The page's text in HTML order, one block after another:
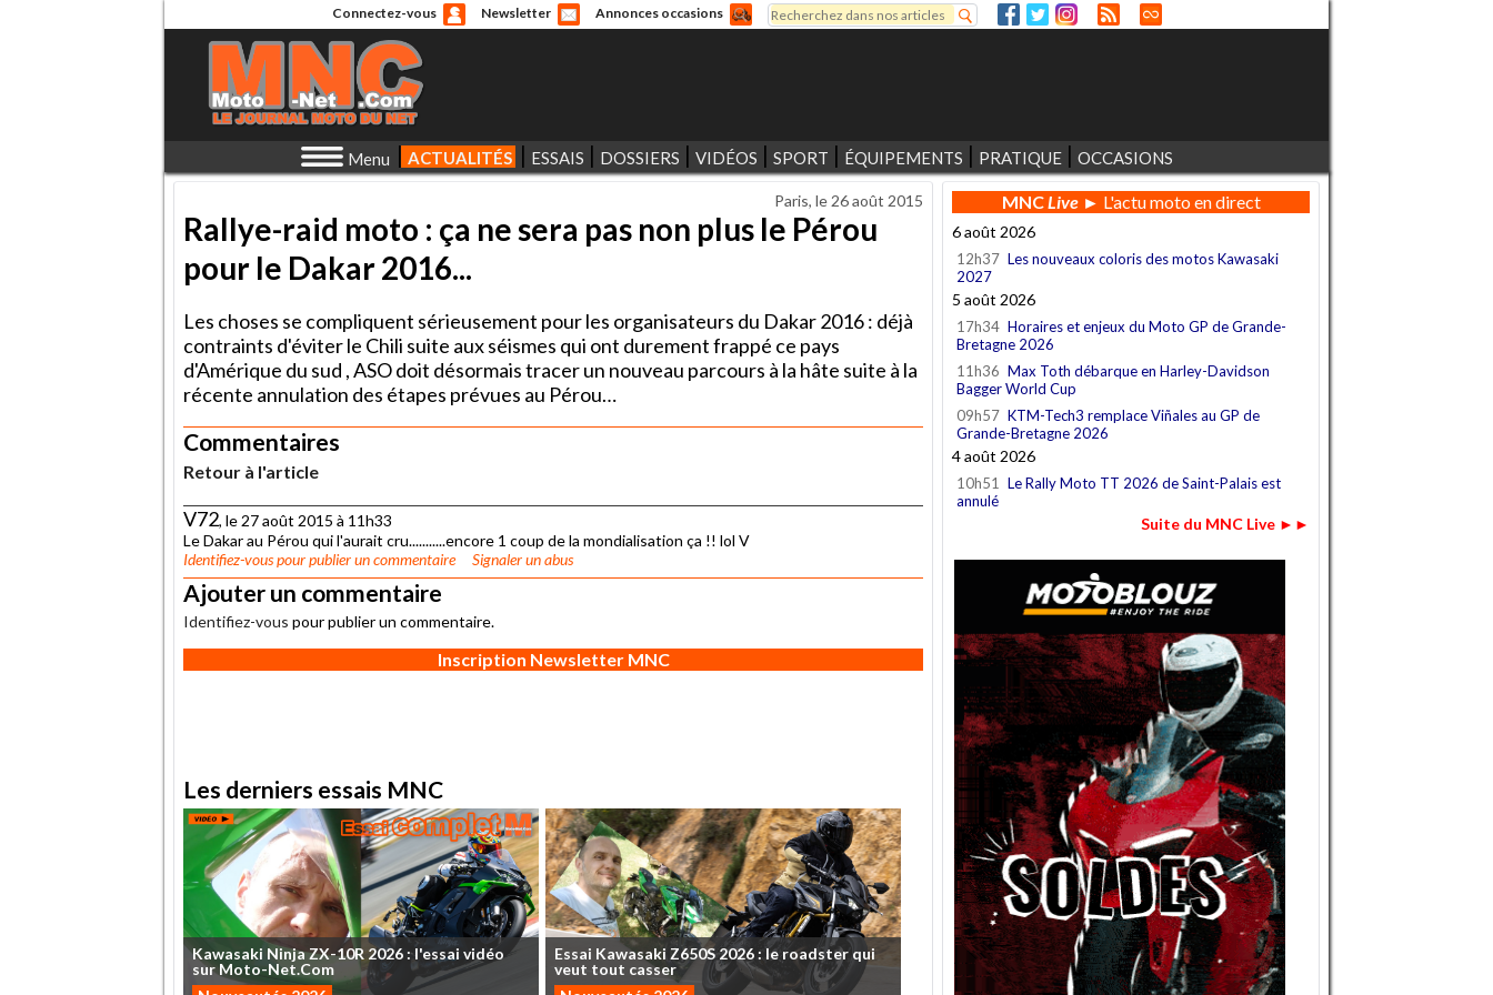
Connectez-vous Newsletter Annonces occasions
Formulaire de recherche
Rechercher
Menu ACTUALITÉS ESSAIS DOSSIERS VIDÉOS SPORT ÉQUIPEMENTS PRATIQUE OCCASIONS
Paris, le 26 août 2015
Rallye-raid moto : ça ne sera pas non plus le Pérou
pour le Dakar 2016...
Les choses se compliquent sérieusement pour les organisateurs du Dakar 2016 : déjà
contraints d'éviter le Chili suite aux séismes qui ont durement frappé ce pays
d'Amérique du sud , ASO doit désormais tracer un nouveau parcours à la hâte suite à la
récente annulation des étapes prévues au Pérou…
Commentaires
Retour à l'article
V72, le 27 août 2015 à 11h33
Le Dakar au Pérou qui l'aurait cru...........encore 1 coup de la mondialisation ça !! lol V
Identifiez-vouspour publier un commentaire Signaler un abus
Ajouter un commentaire
Identifiez-vous pour publier un commentaire.
Inscription Newsletter MNC
Les derniers essais MNC
Kawasaki NinjaZX-10R 2026 : l'essai vidéo
sur Moto-Net.Com
Essai Kawasaki Z650S2026: le roadster qui
veut tout casser
MNCLive► L'actu moto en direct
6 août 2026
12h37 Les nouveaux coloris des motos Kawasaki
2027
5 août 2026
17h34 Horaires et enjeux du Moto GP de Grande-
Bretagne 2026
11h36 Max Toth débarque en Harley-Davidson
Bagger World Cup
09h57 KTM-Tech3 remplace Viñales au GP de
Grande-Bretagne 2026
4 août 2026
10h51
Le Rally Moto TT 2026 de Saint-Palais est
annulé
Suite du MNC Live ►►